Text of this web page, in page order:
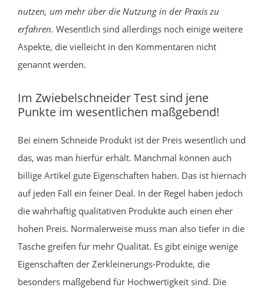
nutzen, um mehr über die Nutzung in der Praxis zu
erfahren. Wesentlich sind allerdings noch einige weitere
Aspekte, die vielleicht in den Kommentaren nicht
genannt werden.
Im Zwiebelschneider Test sind jene
Punkte im wesentlichen maßgebend!
Bei einem Schneide Produkt ist der Preis wesentlich und
das, was man hierfür erhält. Manchmal können auch
billige Artikel gute Eigenschaften haben. Das ist hiernach
auf jeden Fall ein feiner Deal. In der Regel haben jedoch
die wahrhaftig qualitativen Produkte auch einen eher
hohen Preis. Normalerweise muss man also tiefer in die
Tasche greifen für mehr Qualität. Es gibt einige wenige
Eigenschaften der Zerkleinerungs-Produkte, die
besonders maßgebend für Hochwertigkeit sind. Die